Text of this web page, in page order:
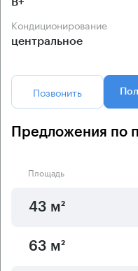
Кондиционирование
центральное
Позвонить
Предложения по
Площадь
43 м²
63 м²